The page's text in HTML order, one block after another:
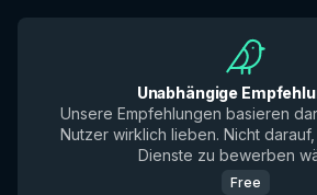
Unabhängige
Unsere Empfehlungen basieren
Nutzer wirklich lieben. Nicht
Dienste zu bewerben
Free